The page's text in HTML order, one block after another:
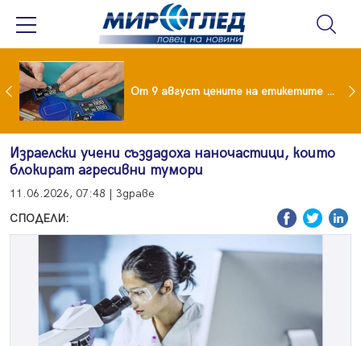
Проект за изграждане на 13-етажна "мегаджамия" разгневи жителите на Лондон От 9 август цените на етикетите само в евро
Израелски учени създадоха наночастици, които
блокират агресивни тумори
11.06.2026, 07:48 | Здраве
СПОДЕЛИ: